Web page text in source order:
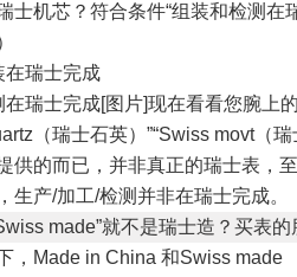
士机芯？符合条件“组装和检测
在瑞士完成
瑞士完成[图片]现在看看您腕上
（瑞士石英）”“Swiss movt（
供的而已，并非真正的瑞士表，
生产/加工/检测并非在瑞士完成。
，Made in China 和Swiss made